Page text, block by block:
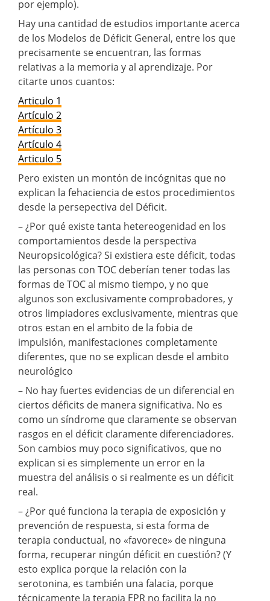
por ejemplo).
Hay una cantidad de estudios importante acerca
de los Modelos de Déficit General, entre los que
precisamente se encuentran, las formas
relativas a la memoria y al aprendizaje. Por
citarte unos cuantos:
Articulo 1
Artículo 2
Artículo 3
Artículo 4
Articulo 5
Pero existen un montón de incógnitas que no
explican la fehaciencia de estos procedimientos
desde la persepectiva del Déficit.
– ¿Por qué existe tanta hetereogenidad en los
comportamientos desde la perspectiva
Neuropsicológica? Si existiera este déficit, todas
las personas con TOC deberían tener todas las
formas de TOC al mismo tiempo, y no que
algunos son exclusivamente comprobadores, y
otros limpiadores exclusivamente, mientras que
otros estan en el ambito de la fobia de
impulsión, manifestaciones completamente
diferentes, que no se explican desde el ambito
neurológico
– No hay fuertes evidencias de un diferencial en
ciertos déficits de manera significativa. No es
como un síndrome que claramente se observan
rasgos en el déficit claramente diferenciadores.
Son cambios muy poco significativos, que no
explican si es simplemente un error en la
muestra del análisis o si realmente es un déficit
real.
– ¿Por qué funciona la terapia de exposición y
prevención de respuesta, si esta forma de
terapia conductual, no «favorece» de ninguna
forma, recuperar ningún déficit en cuestión? (Y
esto explica porque la relación con la
serotonina, es también una falacia, porque
técnicamente la terapia EPR no facilita la no